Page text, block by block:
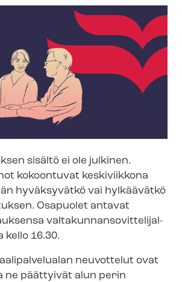
sisältö ei ole julkinen.
kokoontuvat keskiviikkona
hyväksyvätkö vai hylkäävätkö
Osapuolet antavat
val­ta­kun­nan­so­vit­te­li­jal­
kello 16.30.
neuvottelut ovat
ne päättyivät alun perin